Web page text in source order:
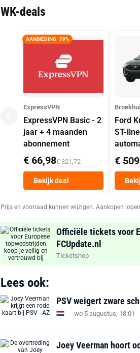
WK-deals
AANBIEDING -79%
ExpressVPN
ExpressVPN Basic - 2
jaar + 4 maanden
abonnement
€ 66,98€ 321,72
Bekijk deal
Ford
ST-
€
Prijs en voorraad kunnen wijzigen. Aankopen
Officiële tickets voor
FCUpdate.nl
Ticketshop
Lees ook:
PSV weigert zware
wo 5 augustus, 18:01
Joey Veerman hoort